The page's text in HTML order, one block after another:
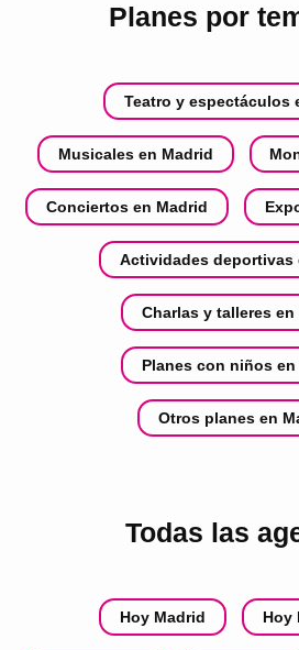
Planes por
Teatro y espectáculos
Musicales en Madrid
Conciertos en Madrid
Actividades deportivas
Charlas y talleres en
Planes con niños en
Otros planes en
Todas las
Hoy Madrid Hoy